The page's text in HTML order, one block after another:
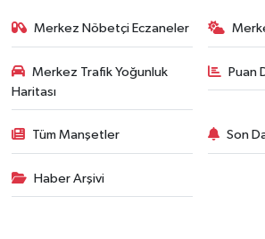
Merkez Nöbetçi Eczaneler
Merkez Trafik Yoğunluk
Haritası
Puan
Tüm Manşetler Son
Haber Arşivi